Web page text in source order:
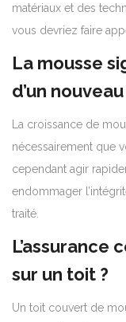
matériaux et des
vous devriez faire
La mousse
d’un
La croissance de
nécessairement que
cependant agir
endommager
traité.
L’assurance
sur un toit ?
Un toit couvert de